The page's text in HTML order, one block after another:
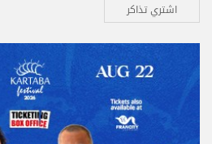
اشتري تذاكر